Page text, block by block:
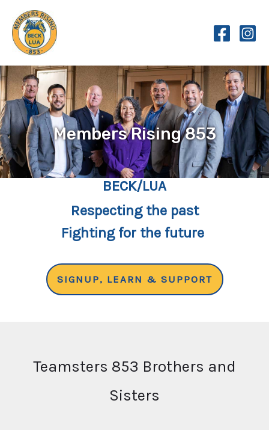
content
Members Rising 853
BECK/LUA
Respecting the past
Fighting for the future
SIGNUP, LEARN & SUPPORT
Teamsters 853 Brothers and
Sisters